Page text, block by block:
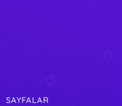
SAYFALAR